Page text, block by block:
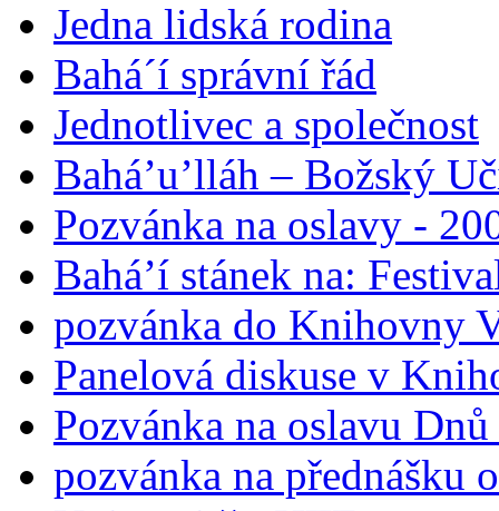
Jedna lidská rodina
Bahá´í správní řád
Jednotlivec a společnost
Bahá’u’lláh – Božský
Pozvánka na oslavy -
Bahá’í stánek na:
pozvánka do Knihovny
Panelová diskuse v
Pozvánka na oslavu
pozvánka na přednášku